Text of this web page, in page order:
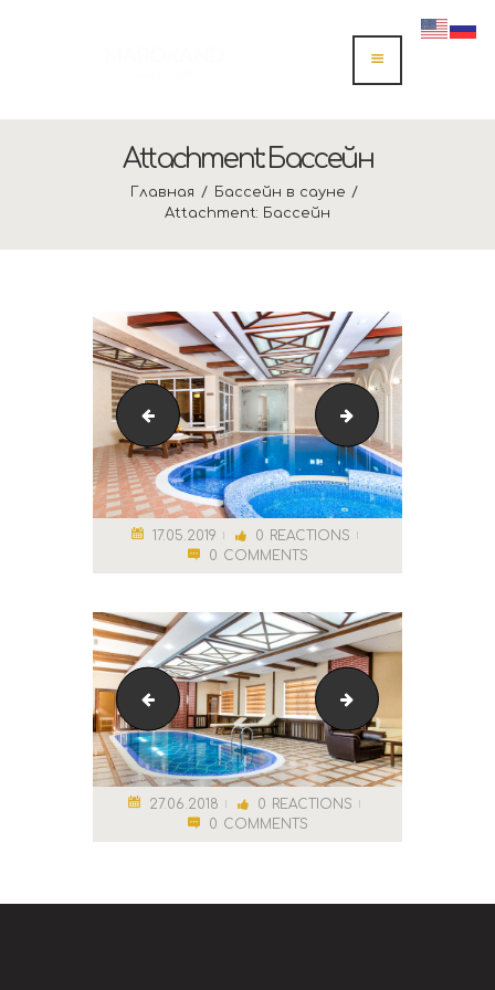
Attachment: Бассейн
Главная
Бассейн в сауне
Attachment: Бассейн
[:ru]Бассейн-2[:] Бассейн
17.05.2019 0 REACTIONS
0 COMMENTS
[:ru]Тайский Массаж2[:] [:ru]Мужская
27.06.2018 0 REACTIONS
0 COMMENTS